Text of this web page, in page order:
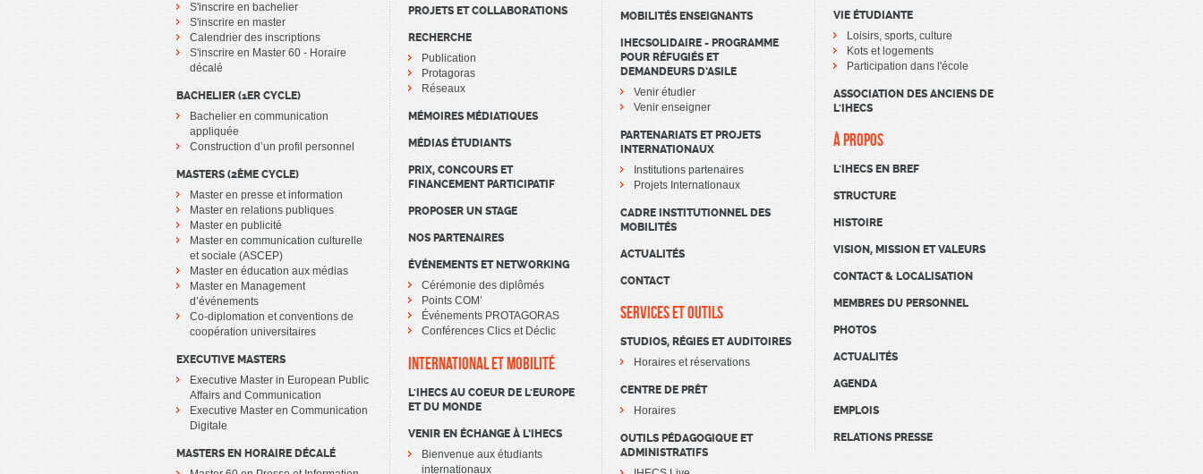
S'inscrire en bachelier
S'inscrire en master
Calendrier des inscriptions
S'inscrire en Master 60 - Horaire
décalé
BACHELIER (1ER CYCLE)
Bachelier en communication
appliquée
Construction d’un profil personnel
MASTERS (2ÈME CYCLE)
Master en presse et information
Master en relations publiques
Master en publicité
Master en communication culturelle
et sociale (ASCEP)
Master en éducation aux médias
Master en Management
d’événements
Co-diplomation et conventions de
coopération universitaires
EXECUTIVE MASTERS
Executive Master in European Public
Affairs and Communication
Executive Master en Communication
Digitale
MASTERS EN HORAIRE DÉCALÉ
PROJETS ET COLLABORATIONS
RECHERCHE
Publication
Protagoras
Réseaux
MÉMOIRES MÉDIATIQUES
MÉDIAS ÉTUDIANTS
PRIX, CONCOURS ET
FINANCEMENT PARTICIPATIF
PROPOSER UN STAGE
NOS PARTENAIRES
ÉVÉNEMENTS ET NETWORKING
Cérémonie des diplômés
Points COM’
Événements PROTAGORAS
Conférences Clics et Déclic
INTERNATIONAL ET MOBILITÉ
L'IHECS AU COEUR DE L'EUROPE
ET DU MONDE
VENIR EN ÉCHANGE À L’IHECS
Bienvenue aux étudiants
internationaux
MOBILITÉS ENSEIGNANTS
IHECSOLIDAIRE - PROGRAMME
POUR RÉFUGIÉS ET
DEMANDEURS D’ASILE
Venir étudier
Venir enseigner
PARTENARIATS ET PROJETS
INTERNATIONAUX
Institutions partenaires
Projets Internationaux
CADRE INSTITUTIONNEL DES
MOBILITÉS
ACTUALITÉS
CONTACT
SERVICES ET OUTILS
STUDIOS, RÉGIES ET AUDITOIRES
Horaires et réservations
CENTRE DE PRÊT
Horaires
OUTILS PÉDAGOGIQUE ET
ADMINISTRATIFS
VIE ÉTUDIANTE
Loisirs, sports, culture
Kots et logements
Participation dans l'école
ASSOCIATION DES ANCIENS DE
L'IHECS
À PROPOS
L'IHECS EN BREF
STRUCTURE
HISTOIRE
VISION, MISSION ET VALEURS
CONTACT & LOCALISATION
MEMBRES DU PERSONNEL
PHOTOS
ACTUALITÉS
AGENDA
EMPLOIS
RELATIONS PRESSE